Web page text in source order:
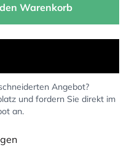
Warenkorb
Angebot?
und fordern Sie direkt im
an.